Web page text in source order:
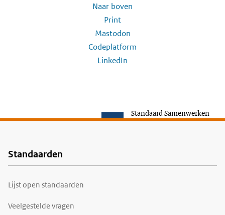
Naar boven
Print
Mastodon
Codeplatform
LinkedIn
Standaard Samenwerken
Voet
Standaarden
Lijst open standaarden
Veelgestelde vragen